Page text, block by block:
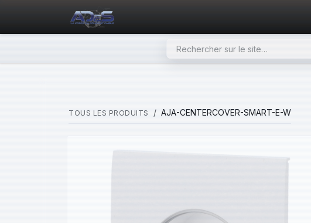
TOUS LES PRODUITS AJA-CENTERCOVER-SMART-E-W